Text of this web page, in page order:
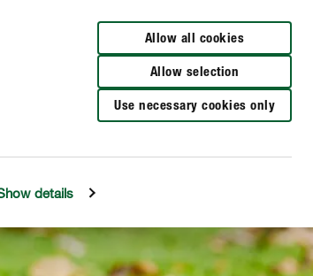
details
Allow all cookies
Allow selection
Use necessary cookies only